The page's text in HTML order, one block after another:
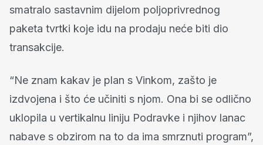
smatralo sastavnim dijelom poljoprivrednog
paketa tvrtki koje idu na prodaju neće biti dio
transakcije.
“Ne znam kakav je plan s Vinkom, zašto je
izdvojena i što će učiniti s njom. Ona bi se odlično
uklopila u vertikalnu liniju Podravke i njihov lanac
nabave s obzirom na to da ima smrznuti program”,